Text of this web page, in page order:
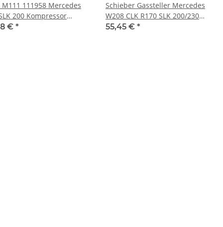
111958 Mercedes
200 Kompressor
€ *
Schieber Gassteller Mercedes
W208 CLK R170 SLK 200/230
Kompressor 1111410025
55,45 € *